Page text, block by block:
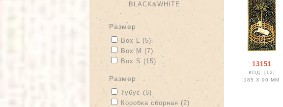
BLACK&WHITE
размер
Apply Box L filter
Box L (5) Apply Box L filter
Apply Box M filter
Box M (7)
Apply Box S filter
Box S (15) Apply Box S filter
размер
Apply Тубус filter
Тубус (5) Apply Тубус filter
Apply Коробка сборная filter
Коробка сборная (2) Apply Коробка сборная filter
13151
КОД: [12]
185 X 90 ММ